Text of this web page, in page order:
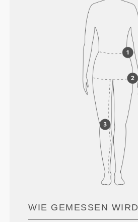
WIE GEMESSEN WIRD